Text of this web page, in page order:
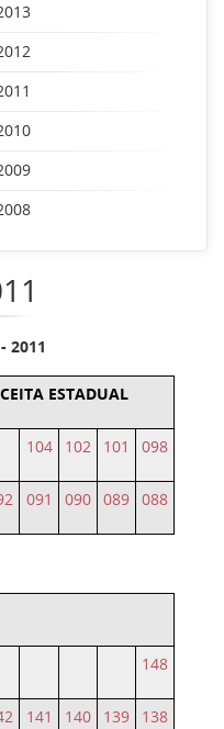
2011
ESTADUAL
104 102 101 098
091 090 089 088
148
141 140 139 138